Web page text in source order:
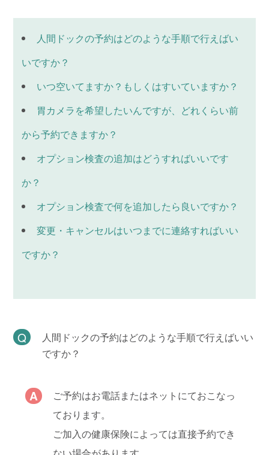
人間ドックの予約はどのような手順で行えばい
いですか？
いつ空いてますか？もしくはすいていますか？
胃カメラを希望したいんですが、どれくらい前
から予約できますか？
オプション検査の追加はどうすればいいです
か？
オプション検査で何を追加したら良いですか？
変更・キャンセルはいつまでに連絡すればいい
ですか？
人間ドックの予約はどのような手順で行えばいい
ですか？
ご予約はお電話またはネットにておこなっ
ております。
ご加入の健康保険によっては直接予約でき